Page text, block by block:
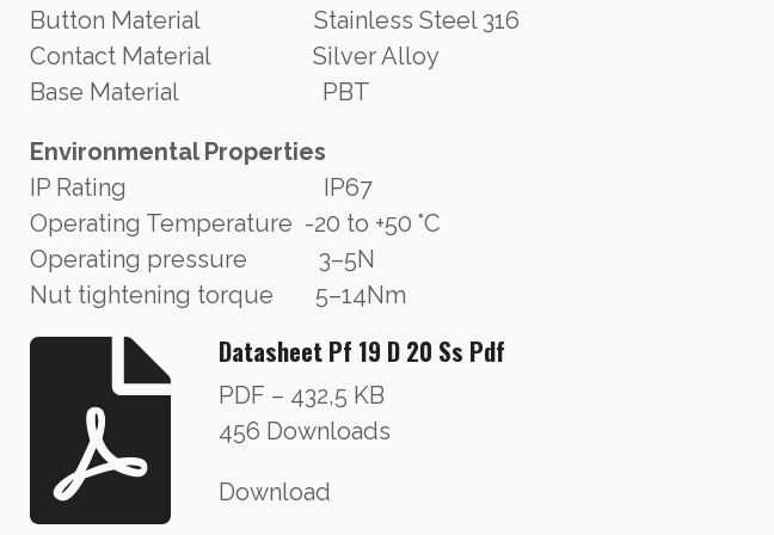
Button Material Stainless Steel 316
Contact Material Silver Alloy
Base Material PBT
Environmental Properties
IP Rating IP67
Operating Temperature -20 to +50 °C
Operating pressure 3–5N
Nut tightening torque 5–14Nm
Datasheet Pf 19 D 20 Ss Pdf
PDF – 432,5 KB
456 Downloads
Download